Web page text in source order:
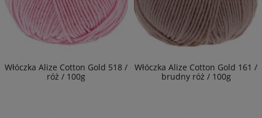
Włóczka Alize Cotton Gold 518 /
róż / 100g
Włóczka Alize Cotton Gold 161 /
brudny róż / 100g